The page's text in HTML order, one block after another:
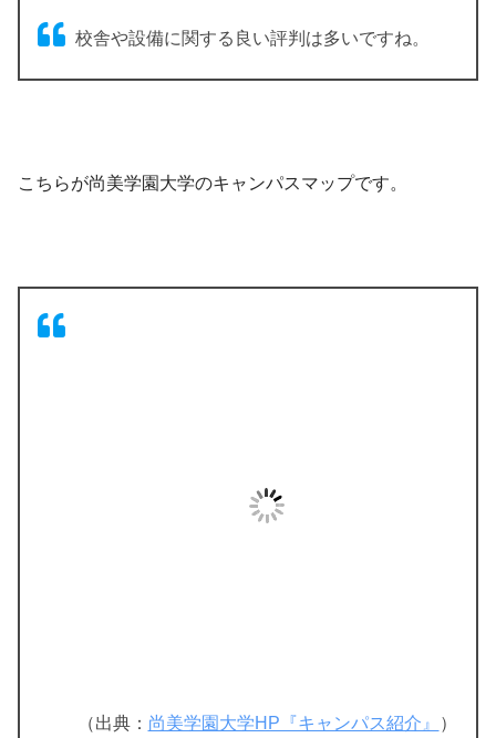
校舎や設備に関する良い評判は多いですね。
こちらが尚美学園大学のキャンパスマップです。
（出典： 尚美学園大学HP『キャンパス紹介』 ）